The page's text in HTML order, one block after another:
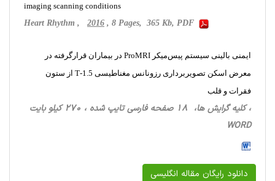
imaging scanning conditions
Heart Rhythm , 2016 , 8 Pages, 365 Kb, PDF
ایمنی بالینی سیستم پیس‌میکر ProMRI در بیماران قرارگرفته در
معرض اسکن تصویربرداری رزونانس مغناطیسی 1.5-T از ستون
فقرات و قلب
، کلیه گرایش ها، 18 صفحه فارسی تایپ شده ، 270 کیلو بایت
WORD
دانلود رایگان مقاله انگلیسی